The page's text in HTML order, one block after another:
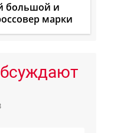
большой и
марки